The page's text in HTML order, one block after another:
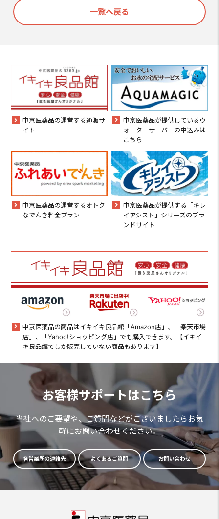
一覧へ戻る
中京医薬品の運営する通販サ
イト
中京医薬品が提供しているウ
ォーターサーバーの申込みは
こちら
中京医薬品の運営するオトク
なでんき料金プラン
中京医薬品が提供する「キレ
イアシスト」シリーズのブラ
ンドサイト
中京医薬品の商品はイキイキ良品館「Amazon店」、「楽天市場
店」、「Yahoo!ショッピング店」でも購入できます。【イキイ
キ良品館でしか販売していない商品もあります】
お客様サポートはこちら
当社へのご要望や、ご質問などがございましたらお気
軽にお問い合わせください。
各営業所の連絡先 よくあるご質問 お問い合わせ